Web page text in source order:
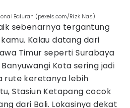
Baluran (pexels.com/Rizk Nas)
sebenarnya tergantung
Kalau datang dari
Timur seperti Surabaya
Kota sering jadi
rute keretanya lebih
Stasiun Ketapang cocok
dari Bali. Lokasinya dekat